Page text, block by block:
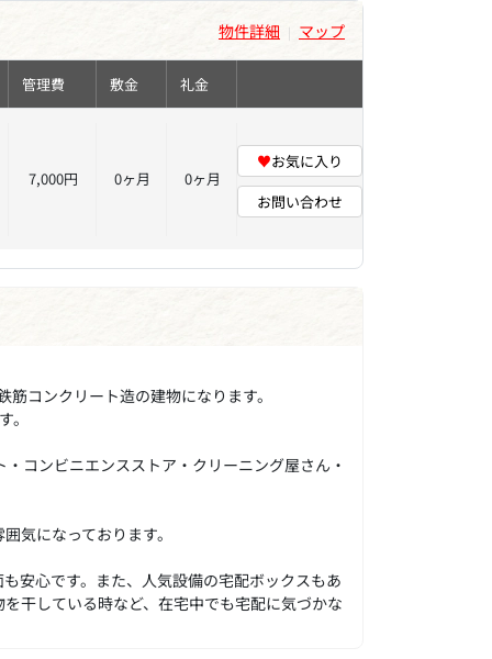
物件詳細 | マップ
管理費 敷金 礼金
7,000円 0ヶ月 0ヶ月
♥お気に入り
お問い合わせ
コンクリート造の建物になります。
コンビニエンスストア・クリーニング屋さん・
気になっております。
安心です。また、人気設備の宅配ボックスもあ
干している時など、在宅中でも宅配に気づかな